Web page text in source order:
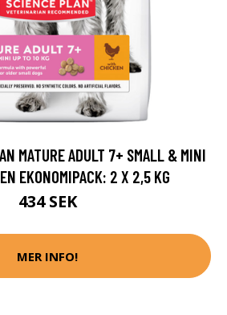
MATURE ADULT 7+ SMALL & MINI
EKONOMIPACK: 2 X 2,5 KG
434 SEK
MER INFO!